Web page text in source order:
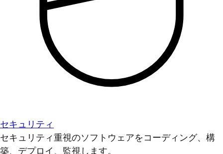
セキュリティ
セキュリティ重視のソフトウェアをコーディング、構
築、デプロイ、監視します。